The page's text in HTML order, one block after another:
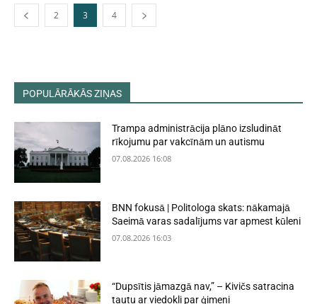
2 3 4
POPULĀRĀKĀS ZIŅAS
Trampa administrācija plāno izsludināt
rīkojumu par vakcīnām un autismu
07.08.2026 16:08
BNN fokusā | Politologa skats: nākamajā
Saeimā varas sadalījums var apmest kūleni
07.08.2026 16:03
“Dupsītis jāmazgā nav,” – Kivičs satracina
tautu ar viedokli par ģimeni